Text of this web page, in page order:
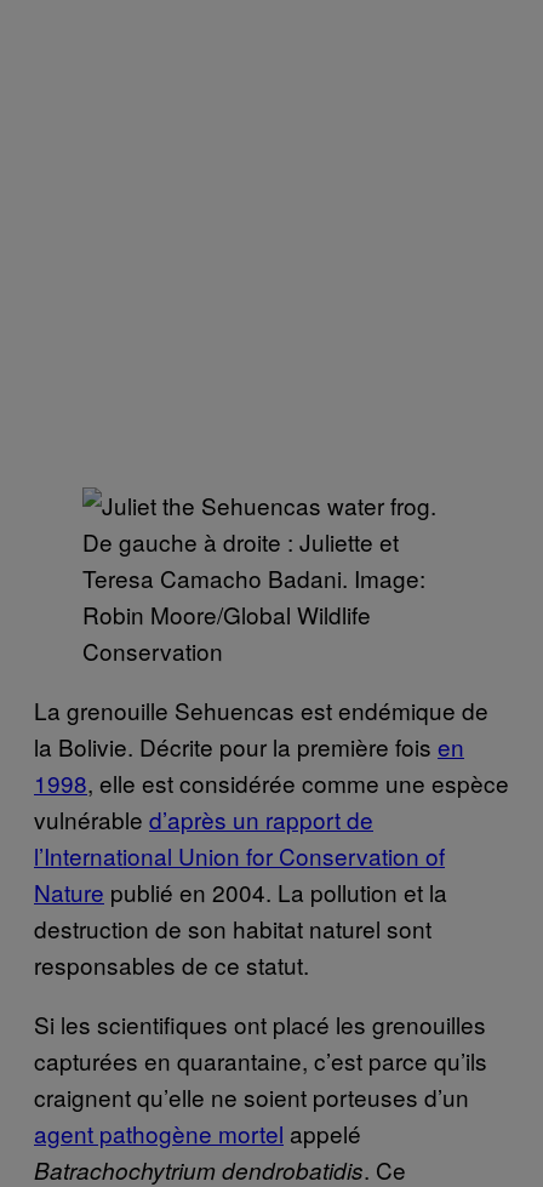
De gauche à droite : Juliette et
Teresa Camacho Badani. Image:
Robin Moore/Global Wildlife
Conservation
La grenouille Sehuencas est endémique de
la Bolivie. Décrite pour la première fois en
1998, elle est considérée comme une espèce
vulnérable d’après un rapport de
l’International Union for Conservation of
Nature publié en 2004. La pollution et la
destruction de son habitat naturel sont
responsables de ce statut.
Si les scientifiques ont placé les grenouilles
capturées en quarantaine, c’est parce qu’ils
craignent qu’elle ne soient porteuses d’un
agent pathogène mortel appelé
Batrachochytrium dendrobatidis. Ce